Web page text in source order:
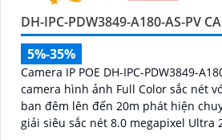
DH-IPC-PDW3849-A180-AS-PV
5%-35%
Camera IP POE DH-IPC-PDW3849-
camera hình ảnh Full Color sắc nét
ban đêm lên đến 20m phát hiện
giải siêu sắc nét 8.0 megapixel Ultra